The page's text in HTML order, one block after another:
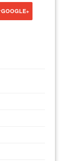
GOOGLE+